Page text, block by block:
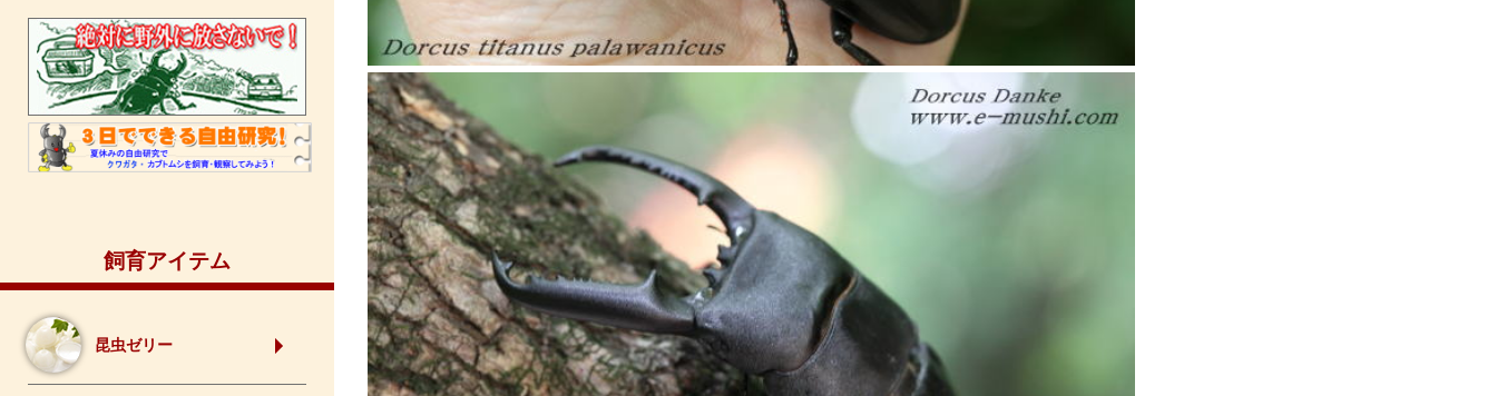
飼育アイテム
昆虫ゼリー